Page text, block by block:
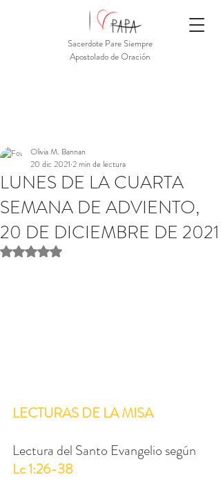
Sacerdote Pare Siempre
Apostolado de Oración
LUNES DE LA CUARTA
SEMANA DE ADVIENTO,
20 DE DICIEMBRE DE 2021
Olivia M. Bannan
20 dic 2021 2 min de lectura
Obtuvo NaN de 5 estrellas.
LECTURAS DE LA MISA
Lectura del Santo Evangelio según
Lc 1:26-38